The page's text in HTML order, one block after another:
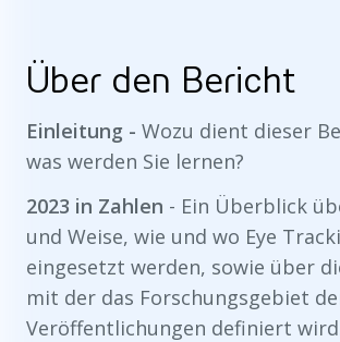
Über den Bericht
Einleitung - Wozu dient dieser
was werden Sie lernen?
2023 in Zahlen - Ein Überblick
und Weise, wie und wo Eye
eingesetzt werden, sowie über
mit der das Forschungsgebiet
Veröffentlichungen definiert